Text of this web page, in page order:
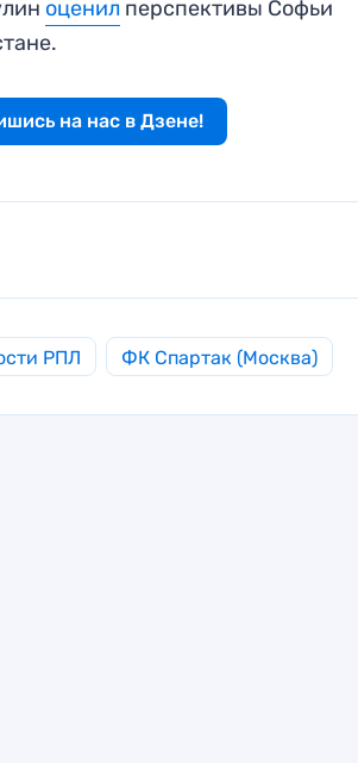
оценил перспективы Софьи
на нас в Дзене!
РПЛ ФК Спартак (Москва)